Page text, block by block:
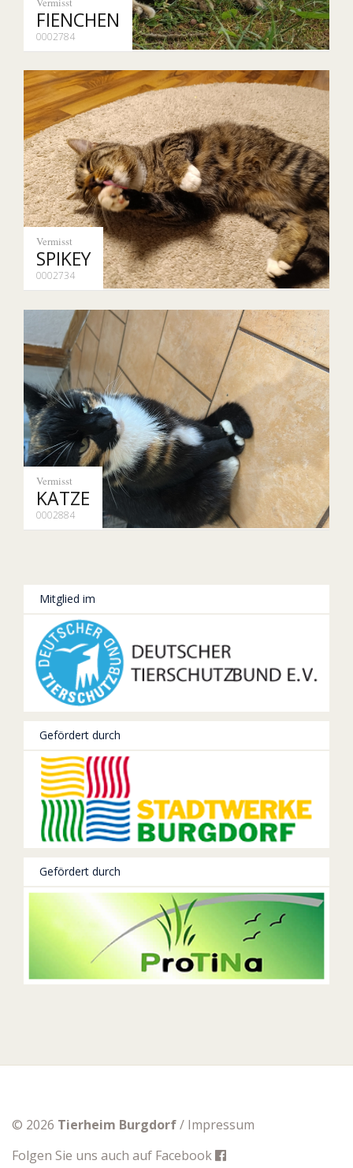
FIENCHEN
0002784
Vermisst
SPIKEY
0002734
Vermisst
KATZE
0002884
Mitglied im
Gefördert durch
Gefördert durch
© 2026 Tierheim Burgdorf/ Impressum
Folgen Sie uns auch auf Facebook